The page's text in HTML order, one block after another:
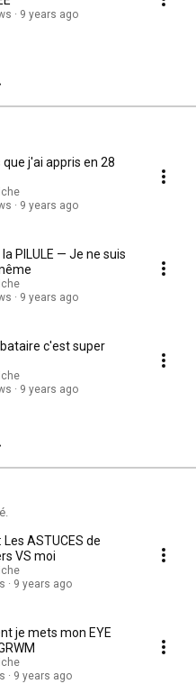
9 years ago
j'ai appris en 28
9 years ago
PILULE — Je ne suis
9 years ago
c'est super
9 years ago
Les ASTUCES de
VS moi
9 years ago
je mets mon EYE
9 years ago